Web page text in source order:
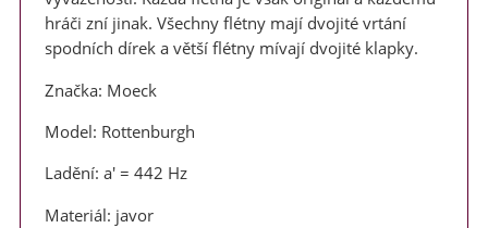
hráči zní jinak. Všechny flétny mají dvojité vrtání
spodních dírek a větší flétny mívají dvojité klapky.
Značka: Moeck
Model: Rottenburgh
Ladění: a' = 442 Hz
Materiál: javor